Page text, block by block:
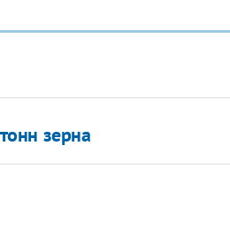
зерна